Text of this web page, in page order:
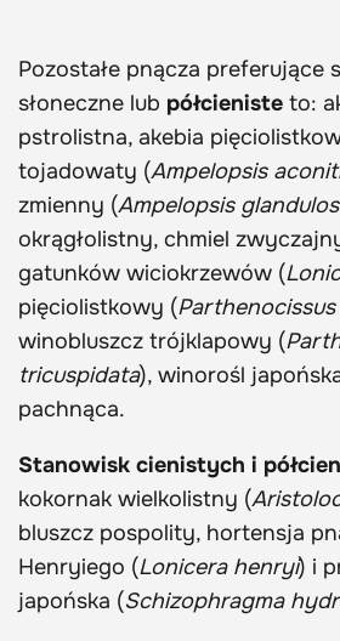
Pozostałe pnącza preferujące
słoneczne lub półcieniste to:
pstrolistna, akebia
tojadowaty (Ampelopsis
zmienny (Ampelopsis
okrągłolistny, chmiel
gatunków wiciokrzewów (
pięciolistkowy (
winobluszcz trójklapowy (
tricuspidata), winorośl
pachnąca.
Stanowisk cienistych i
kokornak wielkolistny (
bluszcz pospolity, hortensja
Henryiego (Lonicera henryi) i
japońska (Schizophragma